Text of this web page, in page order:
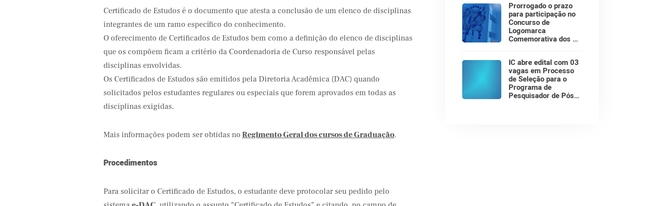
Certificado de Estudos é o documento que atesta a conclusão de um elenco de disciplinas
integrantes de um ramo específico do conhecimento.
O oferecimento de Certificados de Estudos bem como a definição do elenco de disciplinas
que os compõem ficam a critério da Coordenadoria de Curso responsável pelas
disciplinas envolvidas.
Os Certificados de Estudos são emitidos pela Diretoria Acadêmica (DAC) quando
solicitados pelos estudantes regulares ou especiais que forem aprovados em todas as
disciplinas exigidas.
Mais informações podem ser obtidas no Regimento Geral dos cursos de Graduação.
Procedimentos
Para solicitar o Certificado de Estudos, o estudante deve protocolar seu pedido pelo
Prorrogado o prazo
para participação no
Concurso de
Logomarca
Comemorativa dos 30
IC abre edital com 03
vagas em Processo
de Seleção para o
Programa de
Pesquisador de Pós-